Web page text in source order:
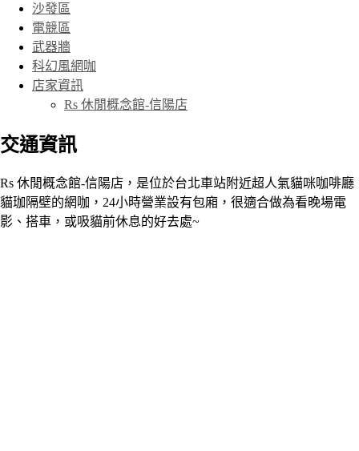
沙發區
電競區
武器牆
科幻風網咖
店家資訊
Rs 休閒概念館-信陽店
交通資訊
Rs 休閒概念館-信陽店，是位於台北車站附近超人氣貓咪咖啡廳
貓珈隔壁的網咖，24小時營業設有包廂，很適合做為看晚場電
影、搭車，或吸貓前休息的好去處~